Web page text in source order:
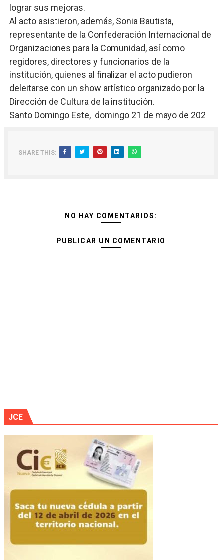
lograr sus mejoras.
Al acto asistieron, además, Sonia Bautista,
representante de la Confederación Internacional de
Organizaciones para la Comunidad, así como
regidores, directores y funcionarios de la
institución, quienes al finalizar el acto pudieron
deleitarse con un show artístico organizado por la
Dirección de Cultura de la institución.
Santo Domingo Este, domingo 21 de mayo de 202
SHARE THIS:
NO HAY COMENTARIOS:
PUBLICAR UN COMENTARIO
JCE